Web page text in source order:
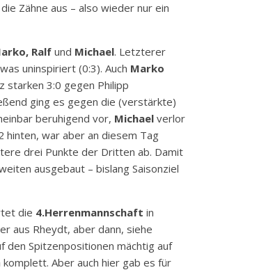
Zähne aus – also wieder nur ein
Ralfund Michael. Letzterer
uninspiriert (0:3). Auch Marko
starken 3:0 gegen Philipp
ging es gegen die (verstärkte)
beruhigend vor, Michael verlor
hinten, war aber an diesem Tag
drei Punkte der Dritten ab. Damit
ausgebaut – bislang Saisonziel
die 4.Herrenmannschaft in
aus Rheydt, aber dann, siehe
den Spitzenpositionen mächtig auf
komplett. Aber auch hier gab es für